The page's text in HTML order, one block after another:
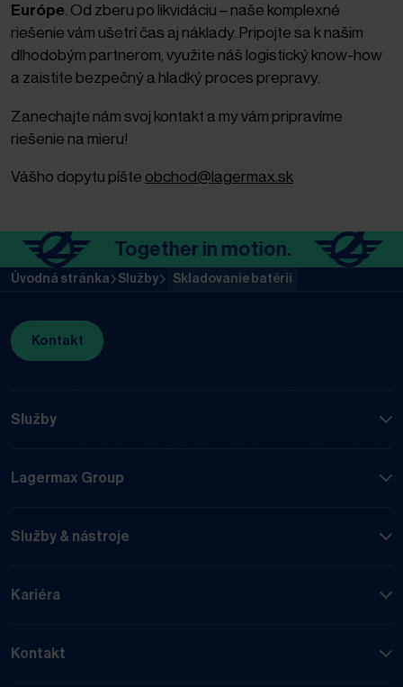
Európe. Od zberu po likvidáciu – naše komplexné
riešenie vám ušetrí čas aj náklady. Pripojte sa k našim
dlhodobým partnerom, využite náš logistický know-how
a zaistite bezpečný a hladký proces prepravy.
Zanechajte nám svoj kontakt a my vám pripravíme
riešenie na mieru!
Vášho dopytu píšte obchod@lagermax.sk
Together in motion.
Úvodná stránka Služby Skladovanie batérií
Kontakt
Služby
Lagermax Group
Služby & nástroje
Kariéra
Kontakt